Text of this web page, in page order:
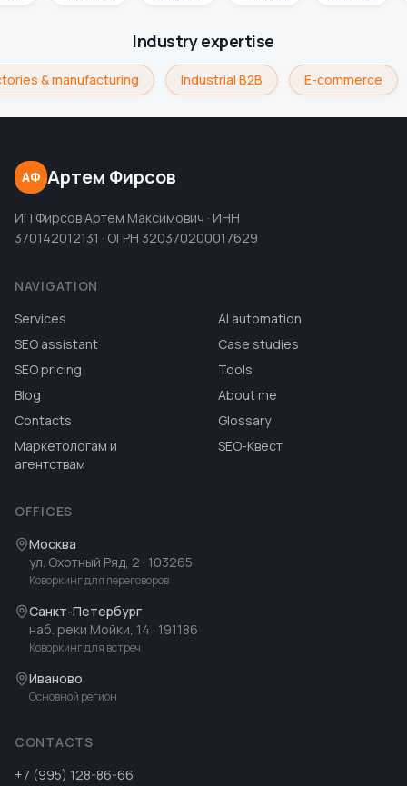
Industry expertise
& manufacturing Industrial B2B E-commerce
АФ Артем Фирсов
ИП Фирсов Артем Максимович · ИНН
370142012131 · ОГРН 320370200017629
NAVIGATION
Services
AI automation
SEO assistant
Case studies
SEO pricing
Tools
Blog
About me
Contacts
Glossary
Маркетологам и
агентствам
SEO-Квест
OFFICES
Москва
ул. Охотный Ряд, 2 · 103265
Коворкинг для переговоров
Санкт-Петербург
наб. реки Мойки, 14 · 191186
Коворкинг для встреч
Иваново
Основной регион
CONTACTS
+7 (995) 128-86-66